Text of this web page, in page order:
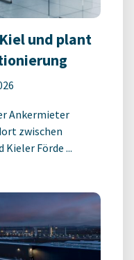
und plant
Ankermieter
zwischen
Förde ...